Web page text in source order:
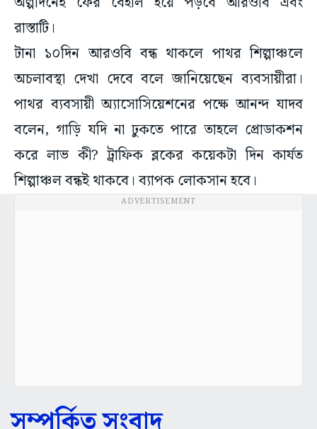
রাস্তাটি।
টানা ১০দিন আরওবি বন্ধ থাকলে পাথর শিল্পাঞ্চলে
অচলাবস্থা দেখা দেবে বলে জানিয়েছেন ব্যবসায়ীরা।
পাথর ব্যবসায়ী অ্যাসোসিয়েশনের পক্ষে আনন্দ যাদব
বলেন, গাড়ি যদি না ঢুকতে পারে তাহলে প্রোডাকশন
করে লাভ কী? ট্রাফিক ব্লকের কয়েকটা দিন কার্যত
শিল্পাঞ্চল বন্ধই থাকবে। ব্যাপক লোকসান হবে।
ADVERTISEMENT